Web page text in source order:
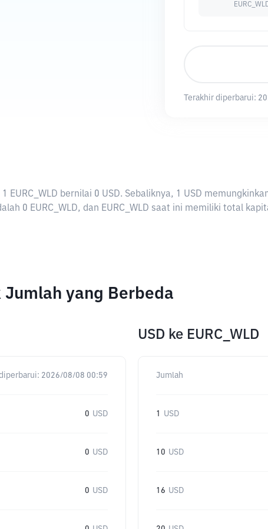
Terakhir diperbarui:
EURC_WLD bernilai 0 USD. Sebaliknya, 1 USD
0 EURC_WLD, dan EURC_WLD saat ini memiliki total
Jumlah yang Berbeda
2026/08/08 00:59
0 USD
0 USD
0 USD
USD ke EURC_WLD
Jumlah
1 USD
10 USD
16 USD